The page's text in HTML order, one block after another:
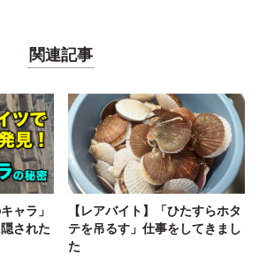
関連記事
ャラ」
された
【レアバイト】「ひたすらホタ
テを吊るす」仕事をしてきまし
た